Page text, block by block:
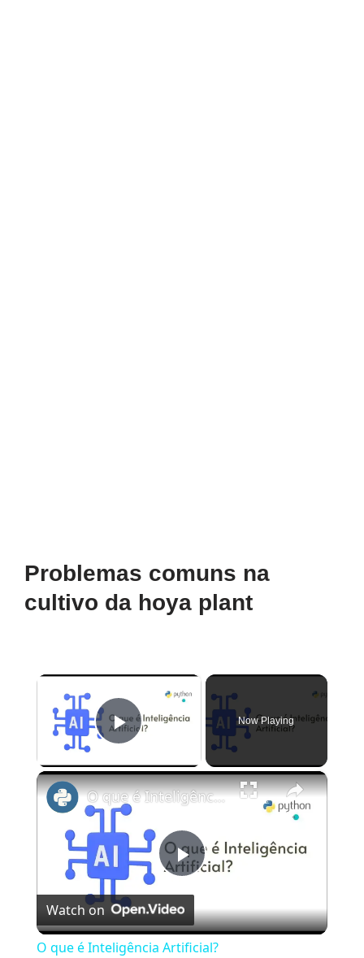
Problemas comuns na
cultivo da hoya plant
×
Play Video
Now Playing
×
Play
Video
O que é Inteligência Artificial?
Watch on
O que é Inteligência Artificial?